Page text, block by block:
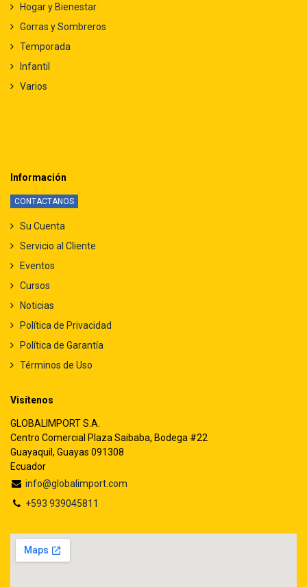
Hogar y Bienestar
Gorras y Sombreros
Temporada
Infantil
Varios
Información
CONTACTANOS
Su Cuenta
Servicio al Cliente
Eventos
Cursos
Noticias
Política de Privacidad
Política de Garantía
Términos de Uso
Visítenos
GLOBALIMPORT S.A.
Centro Comercial Plaza Saibaba, Bodega #22
Guayaquil, Guayas 091308
Ecuador
info@globalimport.com
+593 939045811